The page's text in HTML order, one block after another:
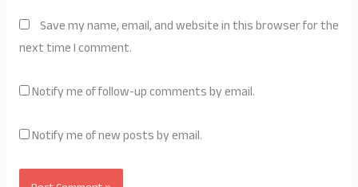
Save my name, email, and website in this browser for the
next time I comment.
Notify me of follow-up comments by email.
Notify me of new posts by email.